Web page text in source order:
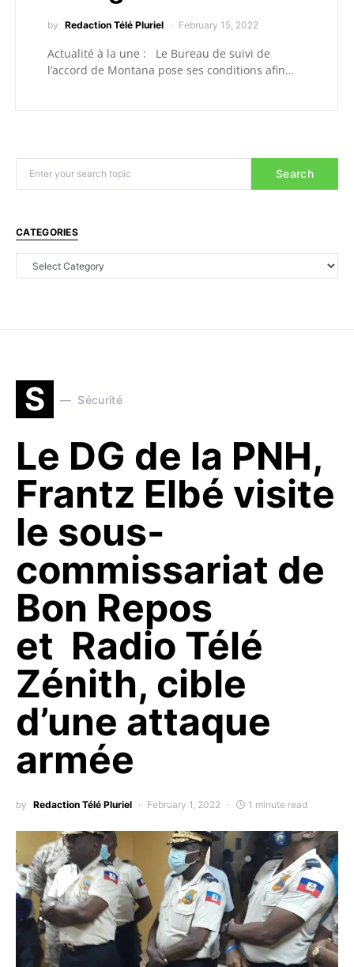
by Redaction Télé Pluriel February 15, 2022
Actualité à la une : Le Bureau de suivi de
l’accord de Montana pose ses conditions afin…
Search
CATEGORIES
S Sécurité
Le DG de la PNH,
Frantz Elbé visite
le sous-
commissariat de
Bon Repos
et Radio Télé
Zénith, cible
d’une attaque
armée
by Redaction Télé Pluriel February 1, 2022 1 minute read